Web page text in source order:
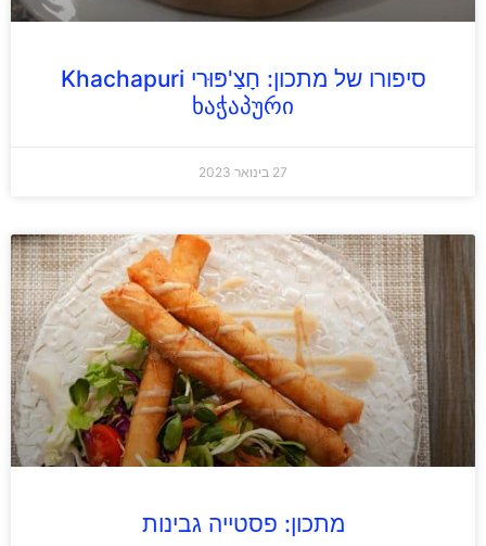
סיפורו של מתכון: חָצַ'פּוּרי Khachapuri
ხაჭაპური
27 בינואר 2023
מתכון: פסטייה גבינות